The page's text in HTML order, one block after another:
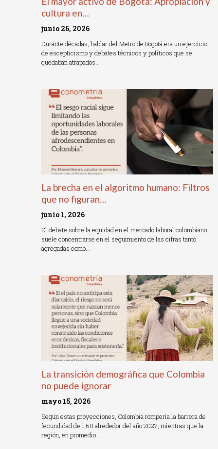
cultura en…
junio 26, 2026
Durante décadas, hablar del Metro de Bogotá era un ejercicio
de escepticismo y debates técnicos y políticos que se
quedaban atrapados…
La brecha en el algoritmo humano: Filtros
que no figuran…
junio 1, 2026
El debate sobre la equidad en el mercado laboral colombiano
suele concentrarse en el seguimiento de las cifras tanto
agregadas como…
La transición demográfica que Colombia
no puede ignorar
mayo 15, 2026
Según estas proyecciones, Colombia rompería la barrera de
fecundidad de 1,60 alrededor del año 2027, mientras que la
región, en promedio…